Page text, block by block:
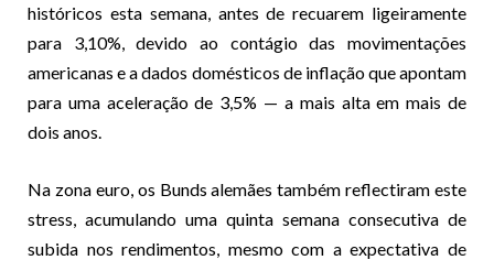
históricos esta semana, antes de recuarem ligeiramente
para 3,10%, devido ao contágio das movimentações
americanas e a dados domésticos de inflação que apontam
para uma aceleração de 3,5% — a mais alta em mais de
dois anos.
Na zona euro, os Bunds alemães também reflectiram este
stress, acumulando uma quinta semana consecutiva de
subida nos rendimentos, mesmo com a expectativa de